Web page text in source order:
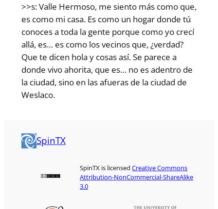
>>s: Valle Hermoso, me siento más como que,
es como mi casa. Es como un hogar donde tú
conoces a toda la gente porque como yo crecí
allá, es… es como los vecinos que, ¿verdad?
Que te dicen hola y cosas así. Se parece a
donde vivo ahorita, que es… no es adentro de
la ciudad, sino en las afueras de la ciudad de
Weslaco.
SpinTX
SpinTX is licensedCreative Commons
Attribution-NonCommercial-ShareAlike
3.0